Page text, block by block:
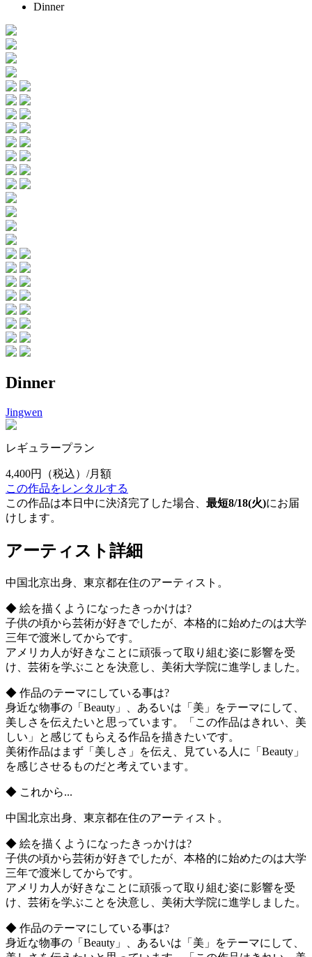
Dinner
Dinner
Jingwen
レギュラープラン
4,400円
（税込）/月額
この作品をレンタルする
この作品は本日中に決済完了した場合、 最短8/18(火)にお届
けします。
アーティスト詳細
中国北京出身、東京都在住のアーティスト。
◆ 絵を描くようになったきっかけは?
子供の頃から芸術が好きでしたが、本格的に始めたのは大学
三年で渡米してからです。
アメリカ人が好きなことに頑張って取り組む姿に影響を受
け、芸術を学ぶことを決意し、美術大学院に進学しました。
◆ 作品のテーマにしている事は?
身近な物事の「Beauty」、あるいは「美」をテーマにして、
美しさを伝えたいと思っています。「この作品はきれい、美
しい」と感じてもらえる作品を描きたいです。
美術作品はまず「美しさ」を伝え、見ている人に「Beauty」
を感じさせるものだと考えています。
◆ これから...
中国北京出身、東京都在住のアーティスト。
◆ 絵を描くようになったきっかけは?
子供の頃から芸術が好きでしたが、本格的に始めたのは大学
三年で渡米してからです。
アメリカ人が好きなことに頑張って取り組む姿に影響を受
け、芸術を学ぶことを決意し、美術大学院に進学しました。
◆ 作品のテーマにしている事は?
身近な物事の「Beauty」、あるいは「美」をテーマにして、